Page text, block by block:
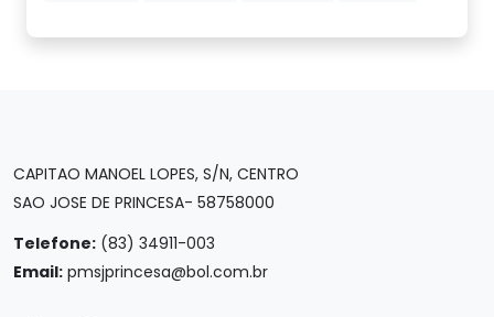
CAPITAO MANOEL LOPES, S/N, CENTRO
SAO JOSE DE PRINCESA- 58758000
Telefone: (83) 34911-003
Email: pmsjprincesa@bol.com.br